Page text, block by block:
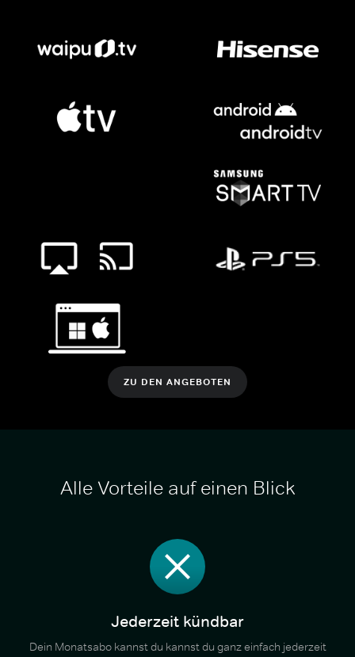
ZU DEN ANGEBOTEN
Alle Vorteile auf einen Blick
Jederzeit kündbar
Dein Monatsabo kannst du kannst du ganz einfach jederzeit